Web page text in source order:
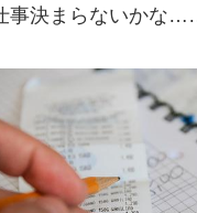
決まらないかな